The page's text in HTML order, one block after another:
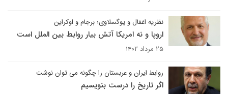
نظریه اغفال و یوگسلاوی؛ برجام و اوکراین
اروپا و نه امریکا آتش بیار روابط بین الملل است
۲۵ مرداد ۱۴۰۲
روابط ایران و عربستان را چگونه می توان نوشت
اگر تاریخ را درست بنویسیم